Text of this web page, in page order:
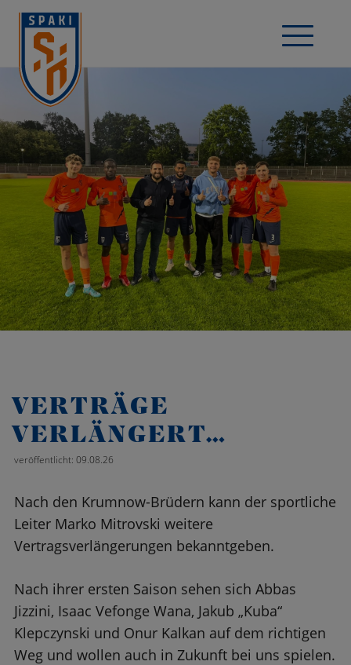
VERTRÄGE
VERLÄNGERT…
veröffentlicht: 09.08.26
Nach den Krumnow-Brüdern kann der sportliche
Leiter Marko Mitrovski weitere
Vertragsverlängerungen bekanntgeben.
Nach ihrer ersten Saison sehen sich Abbas
Jizzini, Isaac Vefonge Wana, Jakub „Kuba“
Klepczynski und Onur Kalkan auf dem richtigen
Weg und wollen auch in Zukunft bei uns spielen.